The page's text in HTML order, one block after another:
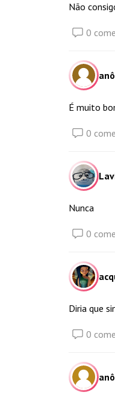
Não
0
É muito
0
Nunca
0
Diria que
0